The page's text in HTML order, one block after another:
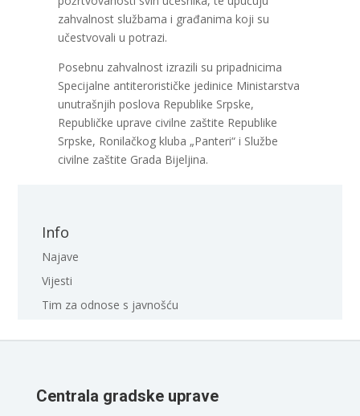
zahvalnost službama i građanima koji su
učestvovali u potrazi.
Posebnu zahvalnost izrazili su pripadnicima
Specijalne antiterorističke jedinice Ministarstva
unutrašnjih poslova Republike Srpske,
Republičke uprave civilne zaštite Republike
Srpske, Ronilačkog kluba „Panteri“ i Službe
civilne zaštite Grada Bijeljina.
Info
Najave
Vijesti
Tim za odnose s javnošću
Centrala gradske uprave